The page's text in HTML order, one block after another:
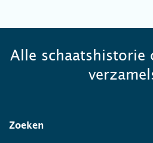
Alle schaatshistorie
Zoeken